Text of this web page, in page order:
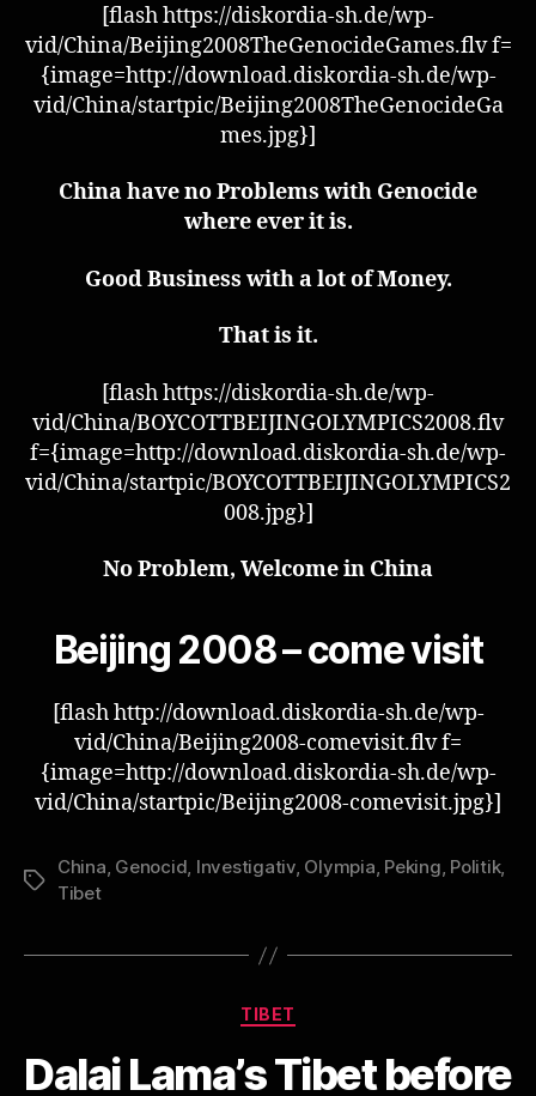
[flash https://diskordia-sh.de/wp-
vid/China/Beijing2008TheGenocideGames.flv f=
{image=http://download.diskordia-sh.de/wp-
vid/China/startpic/Beijing2008TheGenocideGa
mes.jpg}]
China have no Problems with Genocide
where ever it is.
Good Business with a lot of Money.
That is it.
[flash https://diskordia-sh.de/wp-
vid/China/BOYCOTTBEIJINGOLYMPICS2008.flv
f={image=http://download.diskordia-sh.de/wp-
vid/China/startpic/BOYCOTTBEIJINGOLYMPICS2
008.jpg}]
No Problem, Welcome in China
Beijing 2008 – come visit
[flash http://download.diskordia-sh.de/wp-
vid/China/Beijing2008-comevisit.flv f=
{image=http://download.diskordia-sh.de/wp-
vid/China/startpic/Beijing2008-comevisit.jpg}]
Schlagwörter
China, Genocid, Investigativ, Olympia, Peking, Politik,
Tibet
Kategorien
TIBET
Dalai Lama’s Tibet before